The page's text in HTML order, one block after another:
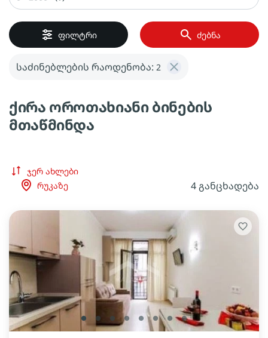
ფილტრი ძებნა
საძინებლების რაოდენობა: 2
ქირა ოროთახიანი ბინების
მთაწმინდა
ჯერ ახლები
რუკაზე
4 განცხადება
lens lens lens lens lens lens lens lens